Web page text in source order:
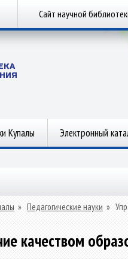
Сайт научной
Купалы Электронный
» Педагогические науки »
качеством